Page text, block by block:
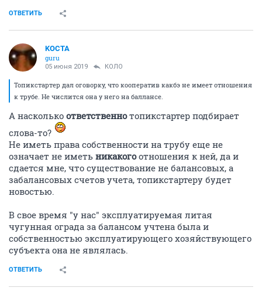
ОТВЕТИТЬ
KOCTA
guru
05 июня 2019 КОЛО
Топикстартер дал оговорку, что кооператив какбэ не имеет отношения
к трубе. Не числится она у него на баллансе.
А насколько ответственнотопикстартер подбирает
слова-то?
Не иметь права собственности на трубу еще не
означает не иметь никакогоотношения к ней, да и
сдается мне, что существование не балансовых, а
забалансовых счетов учета, топикстартеру будет
новостью.
В свое время "у нас" эксплуатируемая литая
чугунная ограда за балансом учтена была и
собственностью эксплуатирующего хозяйствующего
субъекта она не являлась.
ОТВЕТИТЬ